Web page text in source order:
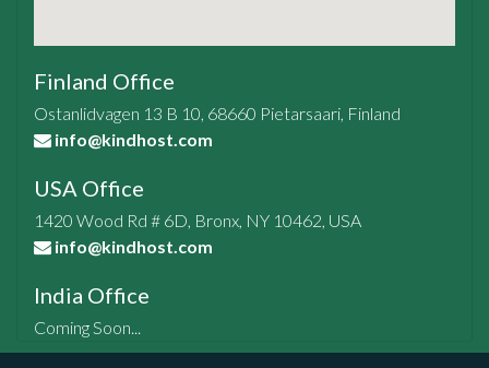
Finland Office
Ostanlidvagen 13 B 10, 68660 Pietarsaari, Finland
info@kindhost.com
USA Office
1420 Wood Rd # 6D, Bronx, NY 10462, USA
info@kindhost.com
India Office
Coming Soon...